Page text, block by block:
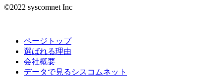
©︎2022 syscomnet Inc
ページトップ
選ばれる理由
会社概要
データで見るシスコムネット